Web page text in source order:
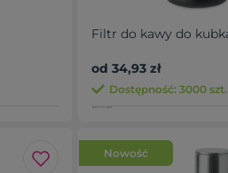
Filtr do kawy do
od 34,93 zł
Dostępność: 3000 szt.
Nowość